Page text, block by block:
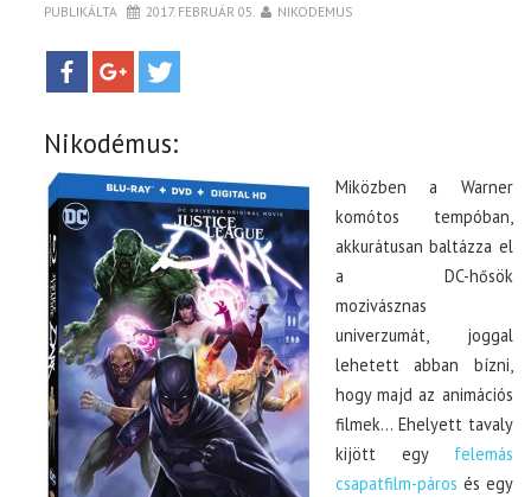
PÓLÓ RENDELÉS
PUBLIKÁLTA 2017. FEBRUÁR 05. NIKODEMUS
Nikodémus:
Miközben a Warner
komótos tempóban,
akkurátusan baltázza el
a DC-hősök
mozivásznas
univerzumát, joggal
lehetett abban bízni,
hogy majd az animációs
filmek… Ehelyett tavaly
kijött egy felemás
csapatfilm-páros és egy